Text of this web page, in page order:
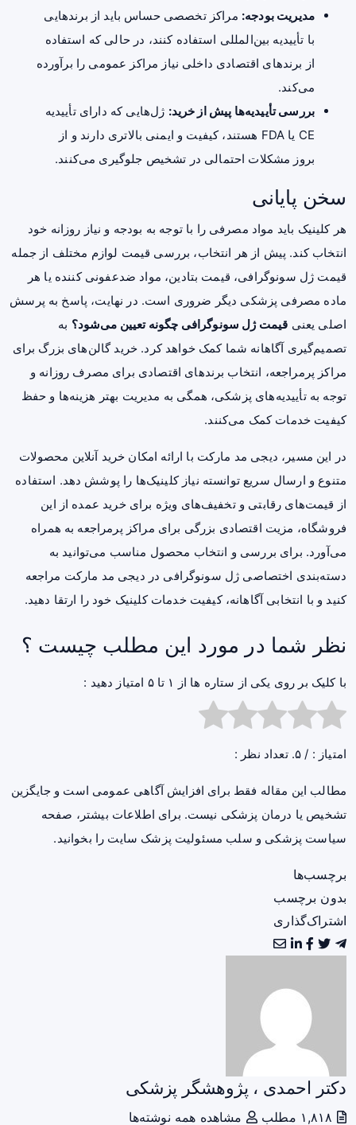
مدیریت بودجه: مراکز تخصصی حساس باید از برندهایی
با تأییدیه بین‌المللی استفاده کنند، در حالی که استفاده
از برندهای اقتصادی داخلی نیاز مراکز عمومی را برآورده
می‌کند.
بررسی تأییدیه‌ها پیش از خرید: ژل‌هایی که دارای تأییدیه
CE یا FDA هستند، کیفیت و ایمنی بالاتری دارند و از
بروز مشکلات احتمالی در تشخیص جلوگیری می‌کنند.
سخن پایانی
هر کلینیک باید مواد مصرفی را با توجه به بودجه و نیاز روزانه خود
انتخاب کند. پیش از هر انتخاب، بررسی قیمت لوازم مختلف از جمله
قیمت ژل سونوگرافی، قیمت بتادین، مواد ضدعفونی کننده یا هر
ماده مصرفی پزشکی دیگر ضروری است. در نهایت، پاسخ به پرسش
اصلی یعنی قیمت ژل سونوگرافی چگونه تعیین می‌شود؟ به
تصمیم‌گیری آگاهانه شما کمک خواهد کرد. خرید گالن‌های بزرگ برای
مراکز پرمراجعه، انتخاب برندهای اقتصادی برای مصرف روزانه و
توجه به تأییدیه‌های پزشکی، همگی به مدیریت بهتر هزینه‌ها و حفظ
کیفیت خدمات کمک می‌کنند.
در این مسیر، دیجی مد مارکت با ارائه امکان خرید آنلاین محصولات
متنوع و ارسال سریع توانسته نیاز کلینیک‌ها را پوشش دهد. استفاده
از قیمت‌های رقابتی و تخفیف‌های ویژه برای خرید عمده از این
فروشگاه، مزیت اقتصادی بزرگی برای مراکز پرمراجعه به همراه
می‌آورد. برای بررسی و انتخاب محصول مناسب می‌توانید به
دسته‌بندی اختصاصی ژل سونوگرافی در دیجی مد مارکت مراجعه
کنید و با انتخابی آگاهانه، کیفیت خدمات کلینیک خود را ارتقا دهید.
نظر شما در مورد این مطلب چیست ؟
با کلیک بر روی یکی از ستاره ها از ۱ تا ۵ امتیاز دهید :
امتیاز : / ۵. تعداد نظر :
مطالب این مقاله فقط برای افزایش آگاهی عمومی است و جایگزین
تشخیص یا درمان پزشکی نیست. برای اطلاعات بیشتر، صفحه
سیاست پزشکی و سلب مسئولیت پزشک سایت را بخوانید.
برچسب‌ها
بدون برچسب
اشتراک‌گذاری
دکتر احمدی ، پژوهشگر پزشکی
مشاهده همه نوشته‌ها